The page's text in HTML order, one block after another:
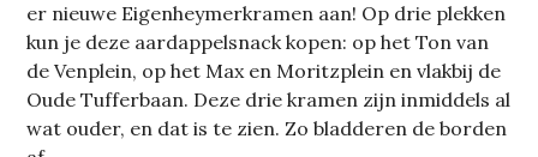
er nieuwe Eigenheymerkramen aan! Op drie plekken
kun je deze aardappelsnack kopen: op het Ton van
de Venplein, op het Max en Moritzplein en vlakbij de
Oude Tufferbaan. Deze drie kramen zijn inmiddels al
wat ouder, en dat is te zien. Zo bladderen de borden